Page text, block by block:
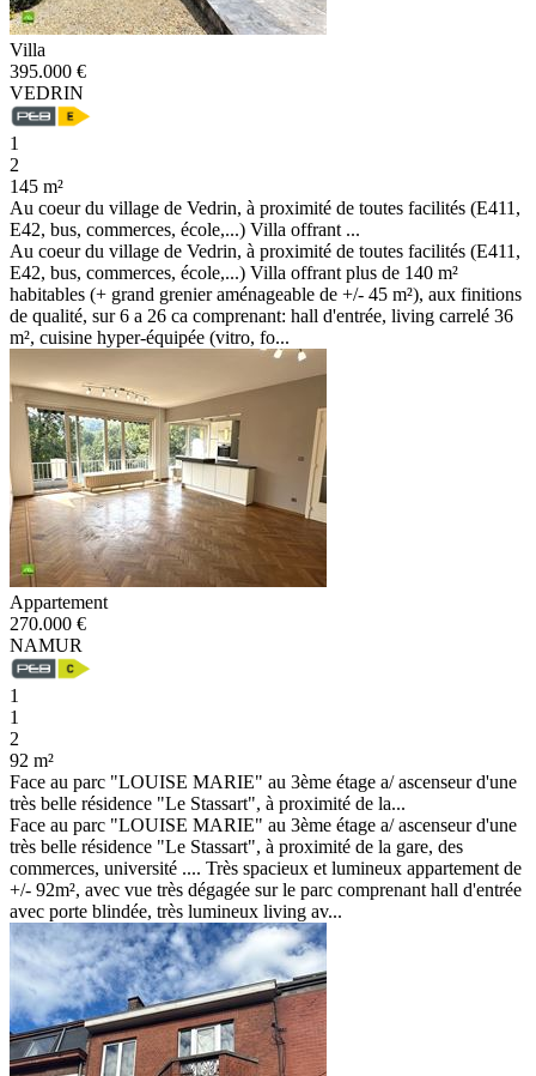
Villa
395.000 €
VEDRIN
1
2
145 m²
Au coeur du village de Vedrin, à proximité de toutes facilités (E411,
E42, bus, commerces, école,...) Villa offrant ...
Au coeur du village de Vedrin, à proximité de toutes facilités (E411,
E42, bus, commerces, école,...) Villa offrant plus de 140 m²
habitables (+ grand grenier aménageable de +/- 45 m²), aux finitions
de qualité, sur 6 a 26 ca comprenant: hall d'entrée, living carrelé 36
m², cuisine hyper-équipée (vitro, fo...
Appartement
270.000 €
NAMUR
1
1
2
92 m²
Face au parc "LOUISE MARIE" au 3ème étage a/ ascenseur d'une
très belle résidence "Le Stassart", à proximité de la...
Face au parc "LOUISE MARIE" au 3ème étage a/ ascenseur d'une
très belle résidence "Le Stassart", à proximité de la gare, des
commerces, université .... Très spacieux et lumineux appartement de
+/- 92m², avec vue très dégagée sur le parc comprenant hall d'entrée
avec porte blindée, très lumineux living av...